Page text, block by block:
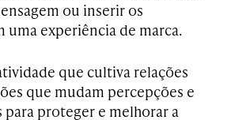
ou inserir os
uma experiência de marca.
que cultiva relações
que mudam percepções e
proteger e melhorar a